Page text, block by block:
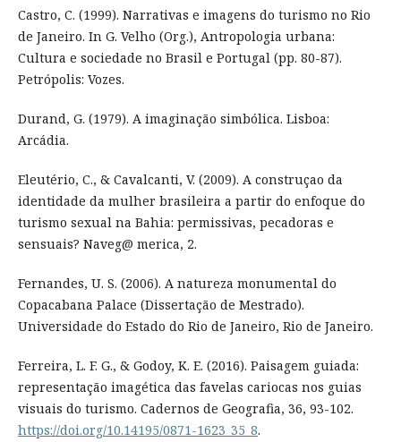
Castro, C. (1999). Narrativas e imagens do turismo no Rio
de Janeiro. In G. Velho (Org.), Antropologia urbana:
Cultura e sociedade no Brasil e Portugal (pp. 80-87).
Petrópolis: Vozes.
Durand, G. (1979). A imaginação simbólica. Lisboa:
Arcádia.
Eleutério, C., & Cavalcanti, V. (2009). A construçao da
identidade da mulher brasileira a partir do enfoque do
turismo sexual na Bahia: permissivas, pecadoras e
sensuais? Naveg@ merica, 2.
Fernandes, U. S. (2006). A natureza monumental do
Copacabana Palace (Dissertação de Mestrado).
Universidade do Estado do Rio de Janeiro, Rio de Janeiro.
Ferreira, L. F. G., & Godoy, K. E. (2016). Paisagem guiada:
representação imagética das favelas cariocas nos guias
visuais do turismo. Cadernos de Geografia, 36, 93-102.
https://doi.org/10.14195/0871-1623_35_8.